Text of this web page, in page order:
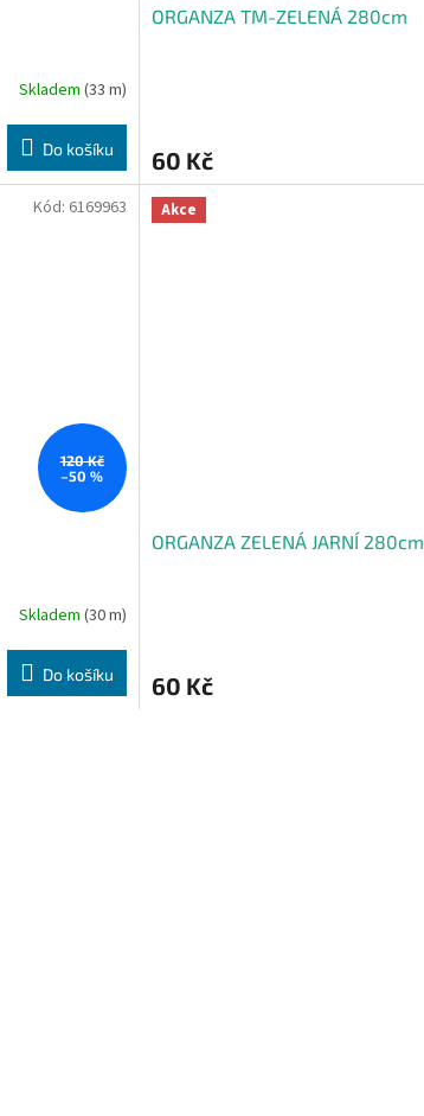
Skladem (33 m)
Do košíku
ORGANZA TM-ZELENÁ 280cm
60 Kč
120 Kč
–50 %
Skladem (30 m)
Do košíku
Kód: 6169963 Akce
ORGANZA ZELENÁ JARNÍ 280cm
60 Kč